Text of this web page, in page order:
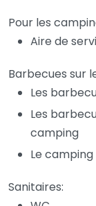
Pour les
Aire de
Barbecues sur
Les
Les
camping
Le
Sanitaires: